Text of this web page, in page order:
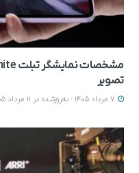
تصویر